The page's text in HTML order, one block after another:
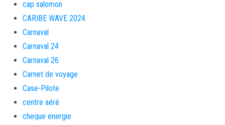
cap salomon
CARIBE WAVE 2024
Carnaval
Carnaval 24
Carnaval 26
Carnet de voyage
Case-Pilote
centre aéré
cheque energie